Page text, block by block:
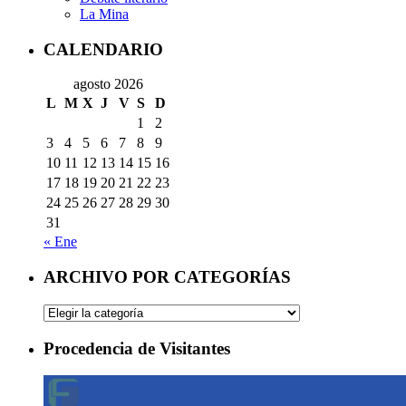
La Mina
CALENDARIO
agosto 2026
L M X J V S
D
1
2
3
4 5 6 7 8
9
10 11 12 13 14 15 16
17 18 19 20 21 22 23
24 25 26 27 28 29 30
31
« Ene
ARCHIVO POR CATEGORÍAS
ARCHIVO
CATEGORÍAS
Procedencia de Visitantes